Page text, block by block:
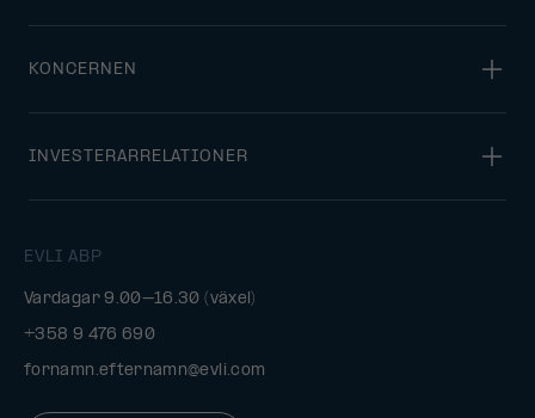
EVLI ABP
Vardagar 9.00–16.30 (växel)
+358 9 476 690
fornamn.efternamn@evli.com
KONCERNEN
INVESTERARRELATIONER